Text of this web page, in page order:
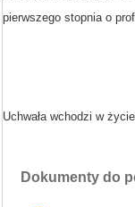
pierwszego stopnia o
Uchwała wchodzi w
Dokumenty do